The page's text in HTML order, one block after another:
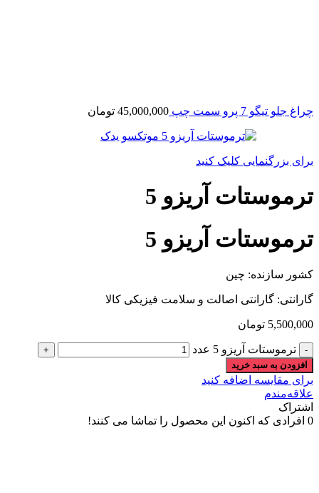
چراغ جلو تیگو 7 پرو سمت چپ 45,000,000 تومان
برای بزرگنمایی کلیک کنید
ترموستات آریزو 5
ترموستات آریزو 5
کشور سازنده: چین
گارانتی: گارانتی اصالت و سلامت فیزیکی کالا
5,500,000 تومان
ترموستات آریزو 5 عدد
افزودن به سبد خرید
برای مقایسه اضافه کنید
علاقه‌مندم
اشتراک
0 افرادی که اکنون این محصول را تماشا می کنند!